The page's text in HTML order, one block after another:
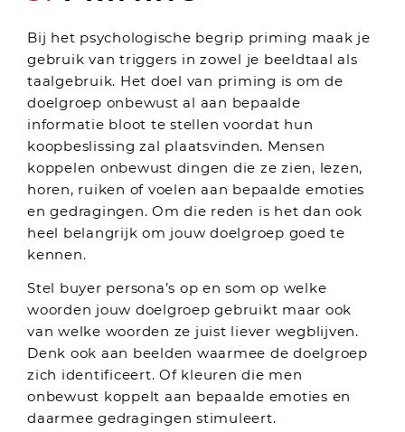
Bij het psychologische begrip priming maak je
gebruik van triggers in zowel je beeldtaal als
taalgebruik. Het doel van priming is om de
doelgroep onbewust al aan bepaalde
informatie bloot te stellen voordat hun
koopbeslissing zal plaatsvinden. Mensen
koppelen onbewust dingen die ze zien, lezen,
horen, ruiken of voelen aan bepaalde emoties
en gedragingen. Om die reden is het dan ook
heel belangrijk om jouw doelgroep goed te
kennen.
Stel buyer persona’s op en som op welke
woorden jouw doelgroep gebruikt maar ook
van welke woorden ze juist liever wegblijven.
Denk ook aan beelden waarmee de doelgroep
zich identificeert. Of kleuren die men
onbewust koppelt aan bepaalde emoties en
daarmee gedragingen stimuleert.